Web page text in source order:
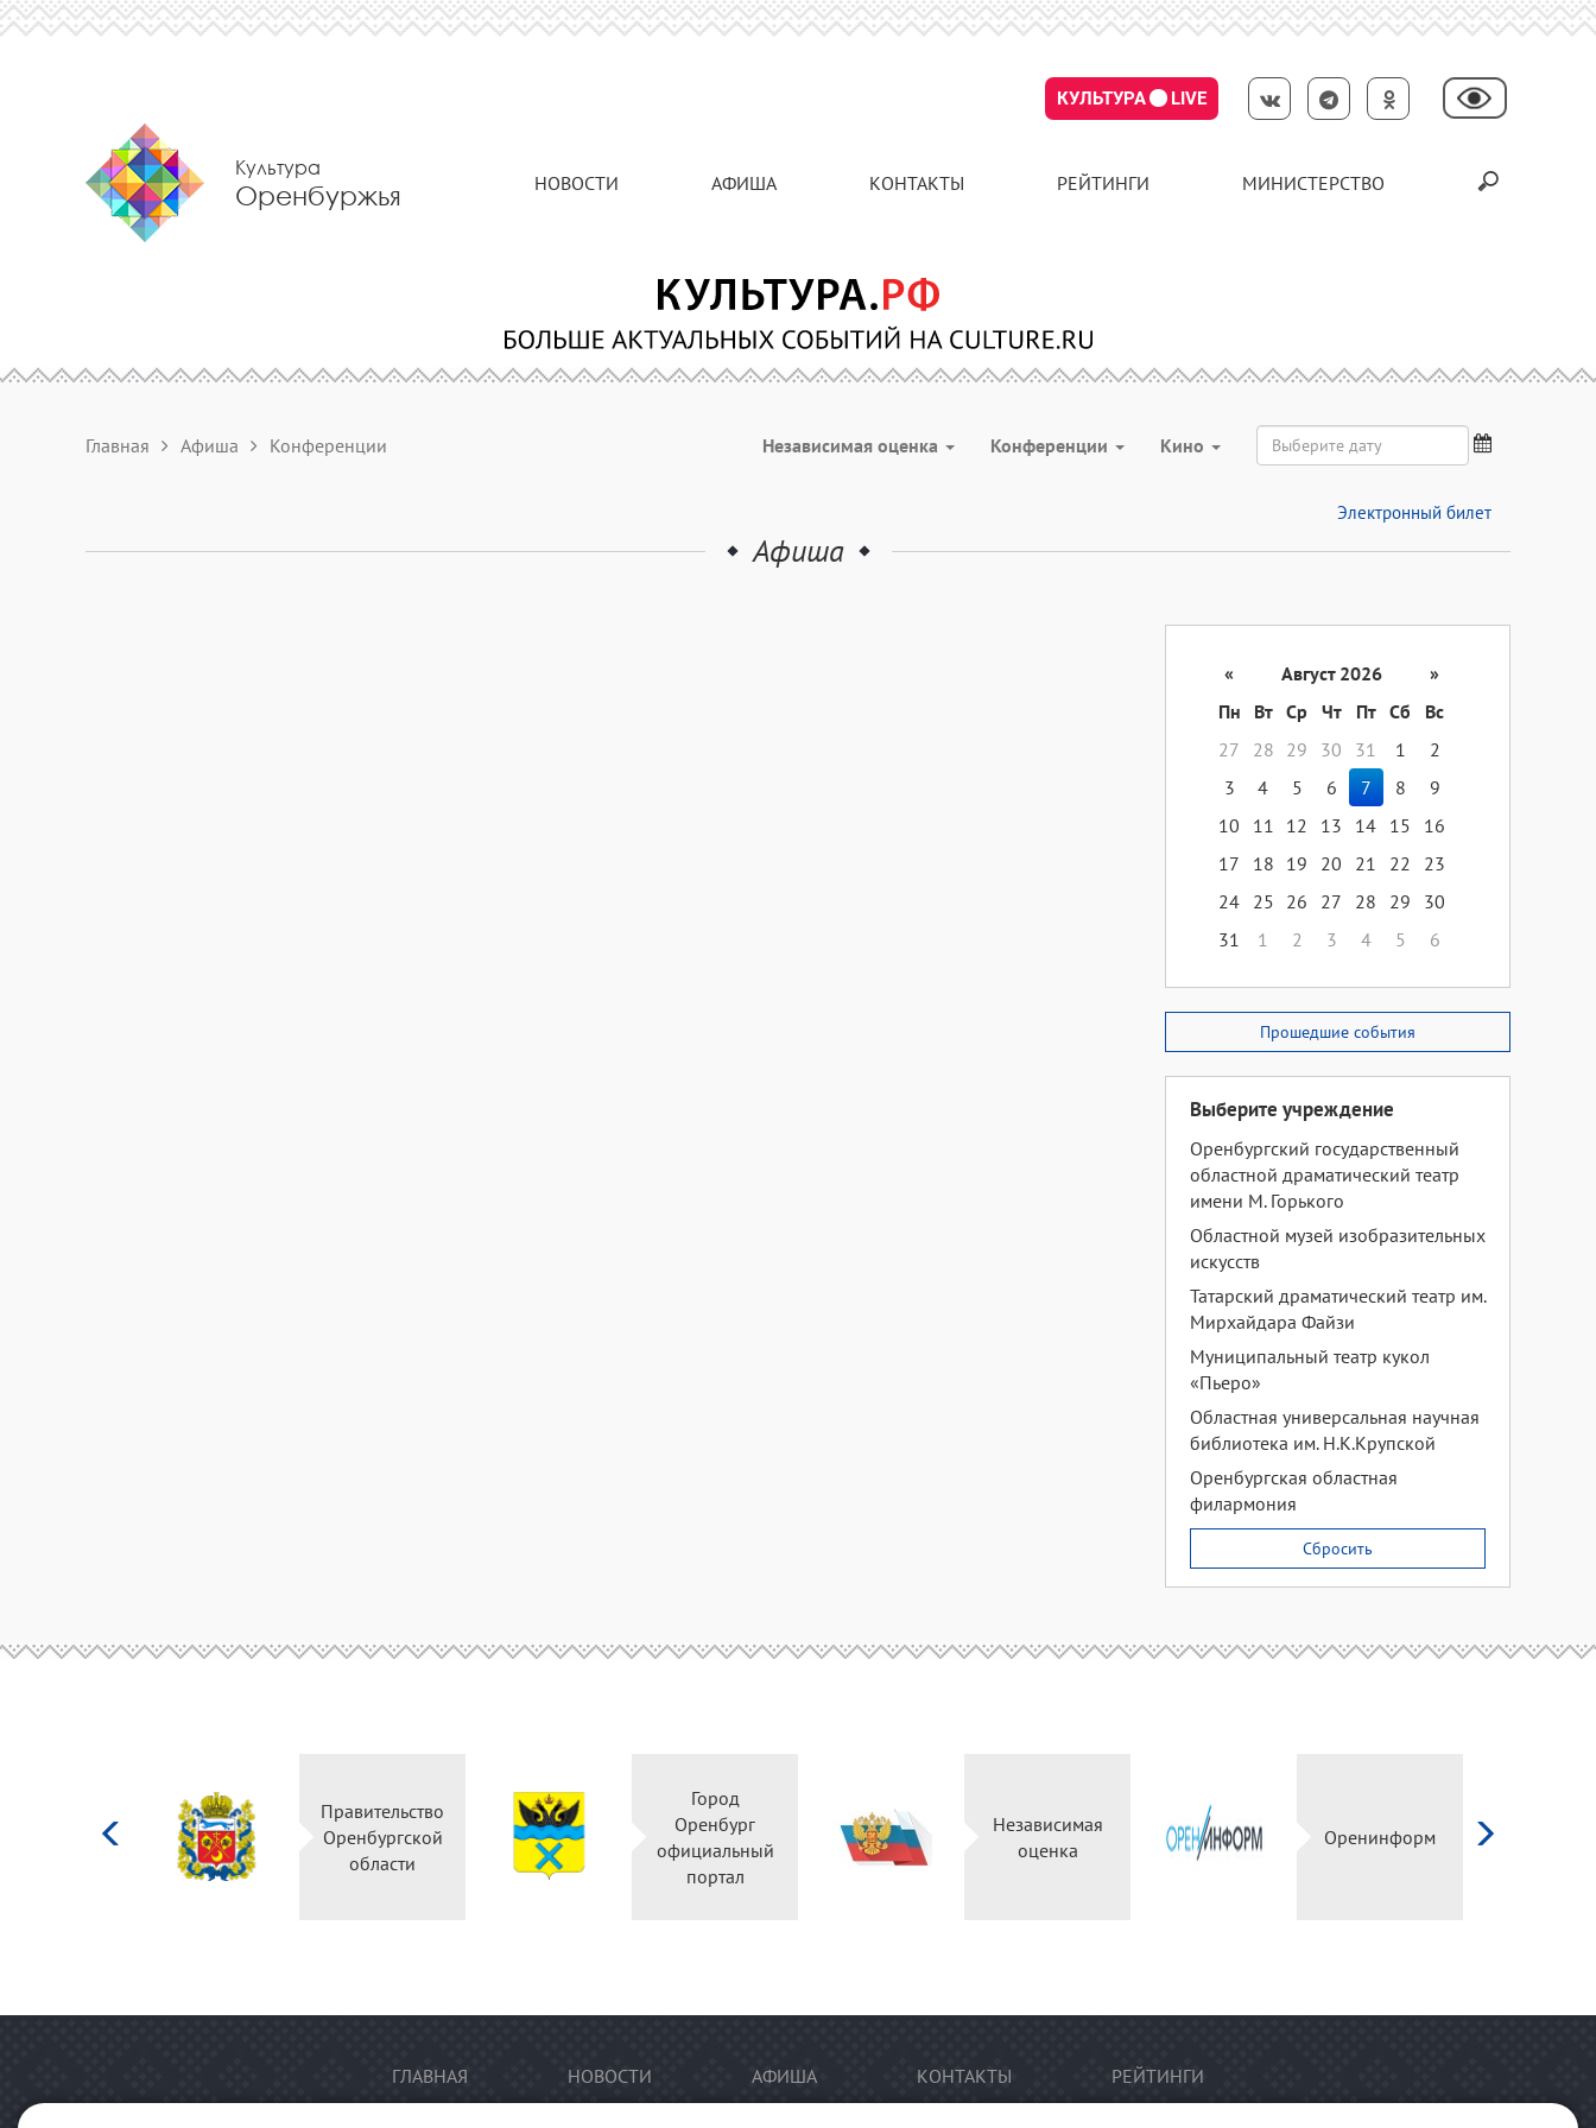
КУЛЬТУРА LIVE
Культура
Оренбуржья НОВОСТИ АФИША КОНТАКТЫ РЕЙТИНГИ МИНИСТЕРСТВО
Главная Афиша Конференции Независимая оценка Конференции Кино
Электронный билет
Афиша
« Август 2026
»
Пн
Вт Ср Чт Пт Сб
Вс
27
28 29 30 31 1
2
3
4 5 6 7 8
9
10
11 12 13 14 15
16
17
18 19 20 21 22
23
24 25 26 27 28 29
30
31
1 2 3 4 5 6
Прошедшие события
Выберите учреждение
Оренбургский государственный
областной драматический театр
имени М. Горького
Областной музей изобразительных
искусств
Татарский драматический театр им.
Мирхайдара Файзи
Муниципальный театр кукол
«Пьеро»
Областная универсальная научная
библиотека им. Н.К.Крупской
Оренбургская областная
филармония
Сбросить
Правительство
Оренбургской
области
Город
Оренбург
официальный
портал
Независимая
оценка
Оренинформ
ГЛАВНАЯ НОВОСТИ АФИША КОНТАКТЫ РЕЙТИНГИ